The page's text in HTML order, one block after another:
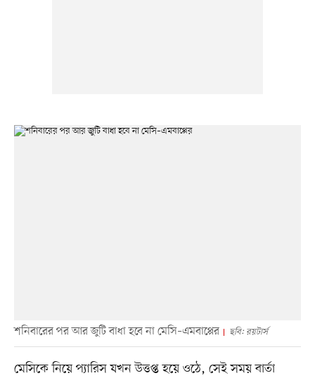
শনিবারের পর আর জুটি বাধা হবে না মেসি–এমবাপ্পের ছবি: রয়টার্স
মেসিকে নিয়ে প্যারিস যখন উত্তপ্ত হয়ে ওঠে, সেই সময় বার্তা